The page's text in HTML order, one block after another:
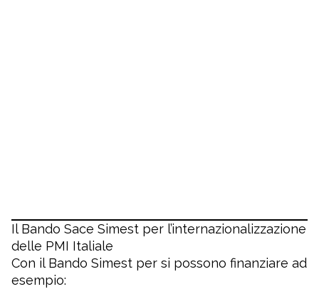
Il Bando Sace Simest per l’internazionalizzazione
delle PMI Italiale
Con il Bando Simest per si possono finanziare ad
esempio: